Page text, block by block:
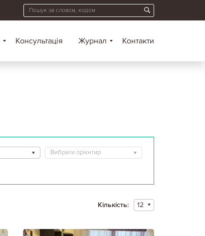
Консультація Журнал Контакти
Вибрати орієнтир
Кількість: 12